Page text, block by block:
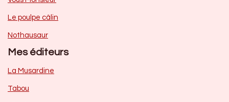
Le poulpe câlin
Nothausaur
Mes éditeurs
La Musardine
Tabou